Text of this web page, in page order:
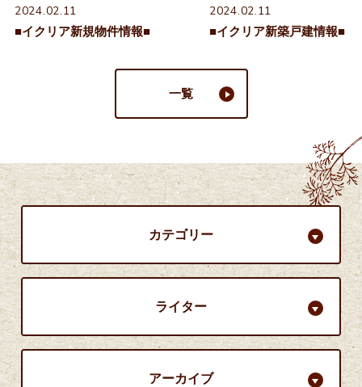
2024.02.11
■イクリア新規物件情報■
2024.02.11
■イクリア新築戸建情報■
一覧
カテゴリー
ライター
アーカイブ